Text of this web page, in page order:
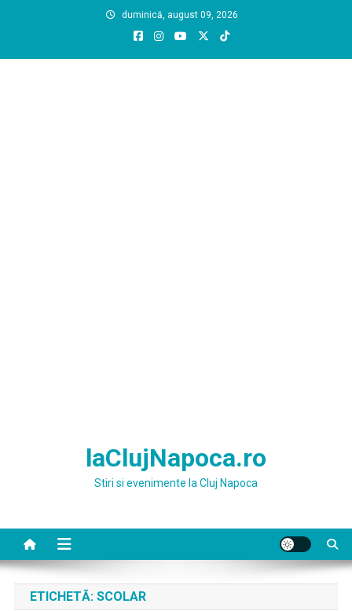
duminică, august 09, 2026
laClujNapoca.ro
Stiri si evenimente la Cluj Napoca
ETICHETĂ: SCOLAR